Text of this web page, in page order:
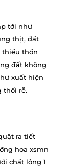
tới như
thịt, đất
thiếu thốn
đất không
xuất hiện
thối rễ.
ra tiết
hoa xsmn
chất lỏng 1